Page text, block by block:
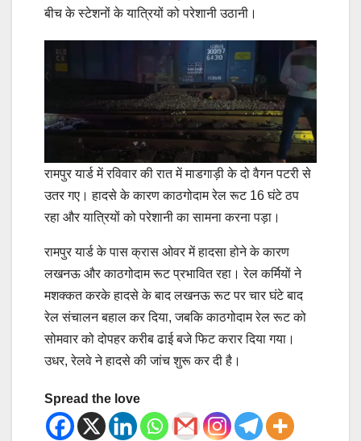
बीच के स्टेशनों के यात्रियों को परेशानी उठानी।
रामपुर यार्ड में रविवार की रात में माडगाड़ी के दो वैगन पटरी से
उतर गए। हादसे के कारण काठगोदाम रेल रूट 16 घंटे ठप
रहा और यात्रियों को परेशानी का सामना करना पड़ा।
रामपुर यार्ड के पास क्रास ओवर में हादसा होने के कारण
लखनऊ और काठगोदाम रूट प्रभावित रहा। रेल कर्मियों ने
मशक्कत करके हादसे के बाद लखनऊ रूट पर चार घंटे बाद
रेल संचालन बहाल कर दिया, जबकि काठगोदाम रेल रूट को
सोमवार को दोपहर करीब ढाई बजे फिट करार दिया गया।
उधर, रेलवे ने हादसे की जांच शुरू कर दी है।
Spread the love